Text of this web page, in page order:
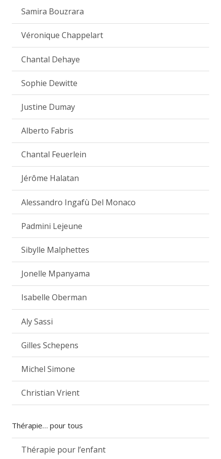
Samira Bouzrara
Véronique Chappelart
Chantal Dehaye
Sophie Dewitte
Justine Dumay
Alberto Fabris
Chantal Feuerlein
Jérôme Halatan
Alessandro Ingafù Del Monaco
Padmini Lejeune
Sibylle Malphettes
Jonelle Mpanyama
Isabelle Oberman
Aly Sassi
Gilles Schepens
Michel Simone
Christian Vrient
Thérapie… pour tous
Thérapie pour l’enfant